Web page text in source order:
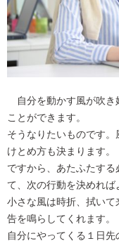
自分を動かす風が吹き
ことができます。
そうなりたいものです
けとめ方も決まります。
ですから、あたふたす
て、次の行動を決めれば
小さな風は時折、拭い
告を鳴らしてくれます。
自分にやってくる１日